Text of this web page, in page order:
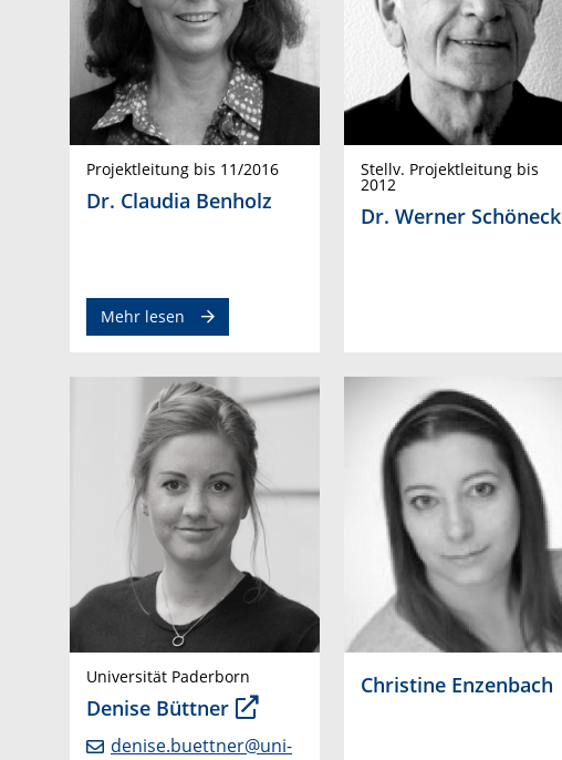
Projektleitung bis 11/2016
Dr. Claudia Benholz
Mehr lesen
Stellv. Projektleitung bis
2012
Dr. Werner Schöneck
Universität Paderborn
Denise Büttner
denise.buettner@uni-
Christine Enzenbach